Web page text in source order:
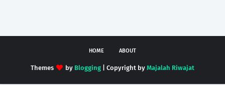
HOME ABOUT
Themes by Blogging | Copyright by Majalah Riwajat